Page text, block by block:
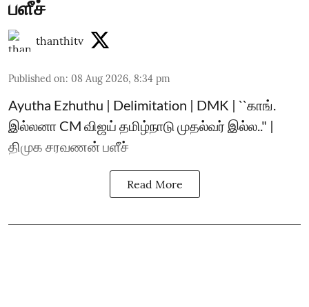
பளீச்
thanthitv
Published on: 08 Aug 2026, 8:34 pm
Ayutha Ezhuthu | Delimitation | DMK | ``காங்.
இல்லனா CM விஜய் தமிழ்நாடு முதல்வர் இல்ல.." |
திமுக சரவணன் பளீச்
Read More